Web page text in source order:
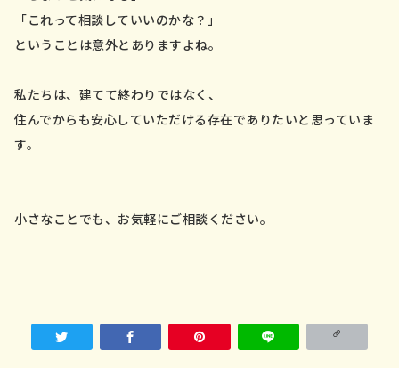
「これって相談していいのかな？」
ということは意外とありますよね。
私たちは、建てて終わりではなく、
住んでからも安心していただける存在でありたいと思っていま
す。
小さなことでも、お気軽にご相談ください。